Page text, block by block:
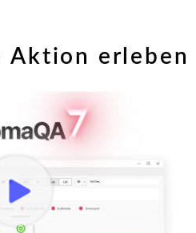
Aktion erleben